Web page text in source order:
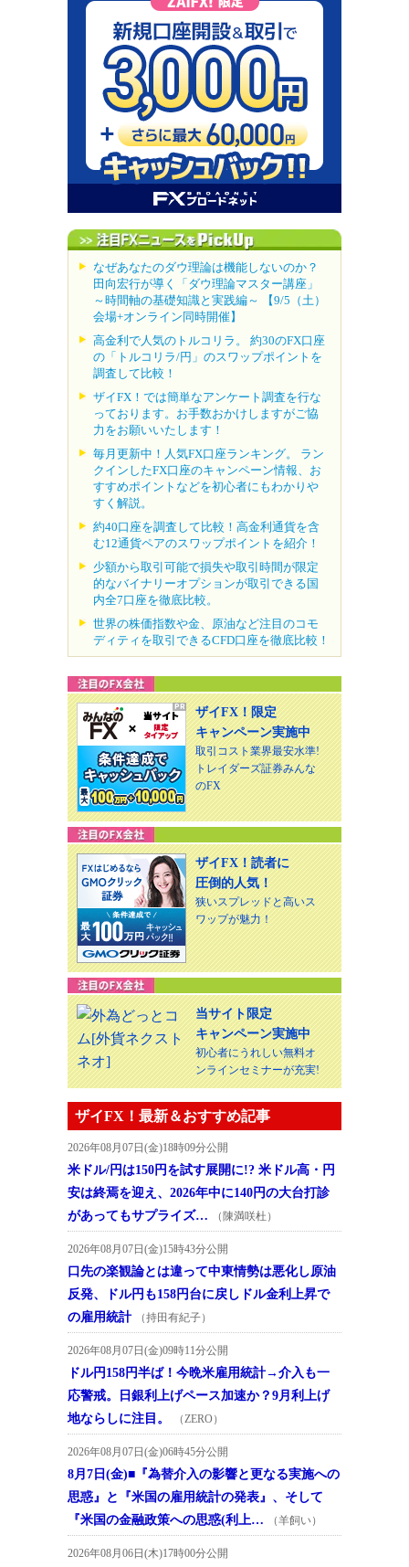
なぜあなたのダウ理論は機能しないのか？
田向宏行が導く「ダウ理論マスター講座」
～時間軸の基礎知識と実践編～ 【9/5（土）
会場+オンライン同時開催】
高金利で人気のトルコリラ。 約30のFX口座
の「トルコリラ/円」のスワップポイントを
調査して比較！
ザイFX！では簡単なアンケート調査を行な
っております。お手数おかけしますがご協
力をお願いいたします！
毎月更新中！人気FX口座ランキング。 ラン
クインしたFX口座のキャンペーン情報、お
すすめポイントなどを初心者にもわかりや
すく解説。
約40口座を調査して比較！高金利通貨を含
む12通貨ペアのスワップポイントを紹介！
少額から取引可能で損失や取引時間が限定
的なバイナリーオプションが取引できる国
内全7口座を徹底比較。
世界の株価指数や金、原油など注目のコモ
ディティを取引できるCFD口座を徹底比較！
ザイFX！限定
キャンペーン実施中
取引コスト業界最安水準!
トレイダーズ証券みんな
のFX
ザイFX！読者に
圧倒的人気！
狭いスプレッドと高いス
ワップが魅力！
当サイト限定
キャンペーン実施中
初心者にうれしい無料オ
ンラインセミナーが充実!
ザイFX！最新＆おすすめ記事
2026年08月07日(金)18時09分公開
米ドル/円は150円を試す展開に!? 米ドル高・円
安は終焉を迎え、2026年中に140円の大台打診
があってもサプライズ…
（陳満咲杜）
2026年08月07日(金)15時43分公開
口先の楽観論とは違って中東情勢は悪化し原油
反発、ドル円も158円台に戻しドル金利上昇で
の雇用統計
（持田有紀子）
2026年08月07日(金)09時11分公開
ドル円158円半ば！今晩米雇用統計→介入も一
応警戒。日銀利上げペース加速か？9月利上げ
地ならしに注目。
（ZERO）
2026年08月07日(金)06時45分公開
8月7日(金)■『為替介入の影響と更なる実施への
思惑』と『米国の雇用統計の発表』、そして
『米国の金融政策への思惑(利上…
（羊飼い）
2026年08月06日(木)17時00分公開